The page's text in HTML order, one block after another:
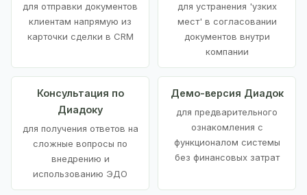
для отправки документов
клиентам напрямую из
карточки сделки в CRM
для устранения 'узких
мест' в согласовании
документов внутри
компании
Консультация по
Диадоку
для получения ответов на
сложные вопросы по
внедрению и
использованию ЭДО
Демо-версия Диадок
для предварительного
ознакомления с
функционалом системы
без финансовых затрат